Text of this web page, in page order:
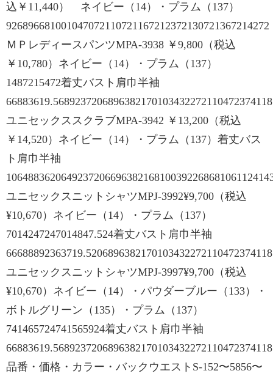
込￥11,440） ネイビー（14）・プラム（137）
926896681001047072110721167212372130721367214272
ＭＰレディースパンツMPA-3938 ￥9,800（税込
￥10,780）ネイビー（14）・プラム（137）
1487215472着丈バスト肩巾半袖
ユニセックススクラブMPA-3942 ￥13,200（税込
￥14,520）ネイビー（14）・プラム（137）着丈バス
ト肩巾半袖
ユニセックスニットシャツMPJ-3992¥9,700（税込
¥10,670）ネイビー（14）・プラム（137）
7014247247014847.524着丈バスト肩巾半袖
ユニセックスニットシャツMPJ-3997¥9,700（税込
¥10,670）ネイビー（14）・パウダーブルー（133）・
ボトルグリーン（135）・プラム（137）
741465724741565924着丈バスト肩巾半袖
品番・価格・カラー・バックウエストS-152〜5856〜